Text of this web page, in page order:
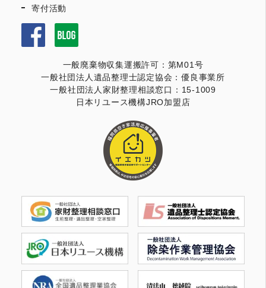
寄付活動
一般廃棄物収集運搬許可：第M01号
一般社団法人遺品整理士認定協会：優良事業所
一般社団法人家財整理相談窓口：15-1009
日本リユース機構JRO加盟店